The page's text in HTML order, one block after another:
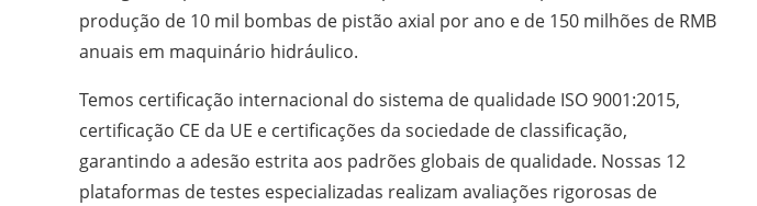
produção de 10 mil bombas de pistão axial por ano e de 150 milhões de RMB
anuais em maquinário hidráulico.
Temos certificação internacional do sistema de qualidade ISO 9001:2015,
certificação CE da UE e certificações da sociedade de classificação,
garantindo a adesão estrita aos padrões globais de qualidade. Nossas 12
plataformas de testes especializadas realizam avaliações rigorosas de